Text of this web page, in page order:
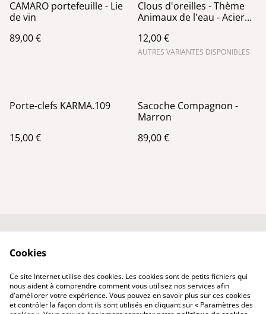
CAMARO portefeuille - Lie
de vin
89,00 €
Clous d'oreilles - Thème
Animaux de l'eau - Acier
12,00 €
AUTRES VARIANTES DISPONIBLES
Porte-clefs KARMA.109
15,00 €
Sacoche Compagnon -
Marron
89,00 €
Conditions générales
Qui suis-je ?
Politique de cookies
Nous contacter
Cookies
Ce site Internet utilise des cookies. Les cookies sont de petits fichiers qui
nous aident à comprendre comment vous utilisez nos services afin
d'améliorer votre expérience. Vous pouvez en savoir plus sur ces cookies
et contrôler la façon dont ils sont utilisés en cliquant sur « Paramètres des